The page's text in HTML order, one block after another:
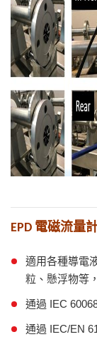
EPD 電磁流量
適用各種導電
粒、懸浮物等
通過 IEC
通過 IEC/EN